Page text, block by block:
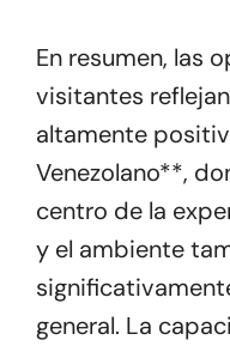
En resumen, las
visitantes
altamente
Venezolano**,
centro de la
y el ambiente
general. La